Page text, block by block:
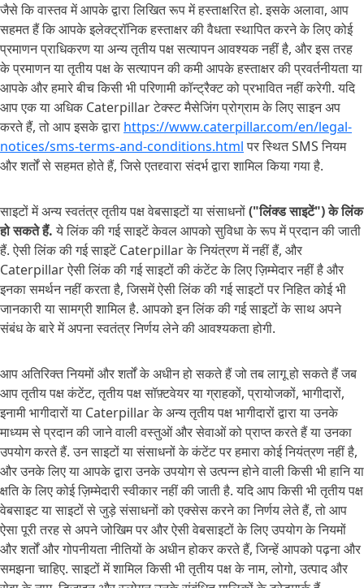
जैसे कि वास्तव में आपके द्वारा लिखित रूप में हस्ताक्षरित हो. इसके अलावा, आप
सहमत हैं कि आपके इलेक्ट्रॉनिक हस्ताक्षर की वैधता स्थापित करने के लिए कोई
प्रमाणन प्राधिकरण या अन्य तृतीय पक्ष सत्यापन आवश्यक नहीं है, और इस तरह
के प्रमाणन या तृतीय पक्ष के सत्यापन की कमी आपके हस्ताक्षर की प्रवर्तनीयता या
आपके और हमारे बीच किसी भी परिणामी कॉन्ट्रैक्ट को प्रभावित नहीं करेगी. यदि
आप एक या अधिक Caterpillar टेक्स्ट मैसेजिंग प्रोग्राम के लिए साइन अप
करते हैं, तो आप इसके द्वारा https://www.caterpillar.com/en/legal-
notices/sms-terms-and-conditions.htmlपर स्थित SMS नियम
और शर्तों से सहमत होते हैं, जिसे एतद्द्वारा संदर्भ द्वारा शामिल किया गया है.
साइटों में अन्य स्वतंत्र तृतीय पक्ष वेबसाइटों या संसाधनों("लिंक्ड साइटें") के लिंक
हो सकते हैं.ये लिंक की गई साइटें केवल आपको सुविधा के रूप में प्रदान की जाती
हैं. ऐसी लिंक की गई साइटें Caterpillar के नियंत्रण में नहीं हैं, और
Caterpillar ऐसी लिंक की गई साइटों की कंटेंट के लिए ज़िम्मेदार नहीं है और
इनका समर्थन नहीं करता है, जिसमें ऐसी लिंक की गई साइटों पर निहित कोई भी
जानकारी या सामग्री शामिल है. आपको इन लिंक की गई साइटों के साथ अपने
संबंध के बारे में अपना स्वतंत्र निर्णय लेने की आवश्यकता होगी.
आप अतिरिक्त नियमों और शर्तों के अधीन हो सकते हैं जो तब लागू हो सकते हैं जब
आप तृतीय पक्ष कंटेंट, तृतीय पक्ष सॉफ़्टवेयर या ग्राहकों, प्रायोजकों, भागीदारों,
इनामी भागीदारों या Caterpillar के अन्य तृतीय पक्ष भागीदारों द्वारा या उनके
माध्यम से प्रदान की जाने वाली वस्तुओं और सेवाओं को प्राप्त करते हैं या उनका
उपयोग करते हैं. उन साइटों या संसाधनों के कंटेंट पर हमारा कोई नियंत्रण नहीं है,
और उनके लिए या आपके द्वारा उनके उपयोग से उत्पन्न होने वाली किसी भी हानि या
क्षति के लिए कोई ज़िम्मेदारी स्वीकार नहीं की जाती है. यदि आप किसी भी तृतीय पक्ष
वेबसाइट या साइटों से जुड़े संसाधनों को एक्सेस करने का निर्णय लेते हैं, तो आप
ऐसा पूरी तरह से अपने जोखिम पर और ऐसी वेबसाइटों के लिए उपयोग के नियमों
और शर्तों और गोपनीयता नीतियों के अधीन होकर करते हैं, जिन्हें आपको पढ़ना और
समझना चाहिए. साइटों में शामिल किसी भी तृतीय पक्ष के नाम, लोगो, उत्पाद और